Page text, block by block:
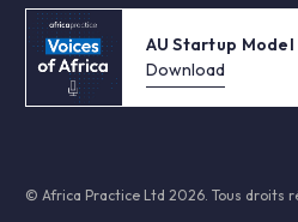
AU Startup
Download
© Africa Practice Ltd 2026. Tous droits